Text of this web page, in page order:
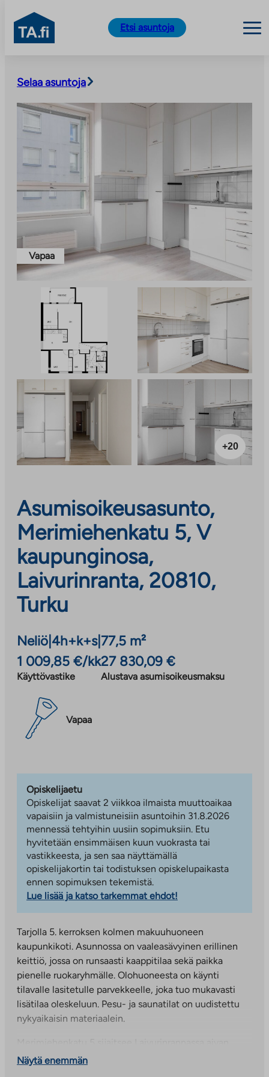
sisältöön
TA.fi
Etsi asuntoja
Selaa asuntoja
Vapaa
+20
Asumisoikeusasunto,
Merimiehenkatu 5, V
kaupunginosa,
Laivurinranta, 20810,
Turku
Neliö 4h+k+s| 77,5 m²
1 009,85 €/kk
Käyttövastike
27 830,09 €
Alustava asumisoikeusmaksu
Vapaa
Opiskelijaetu
Opiskelijat saavat 2 viikkoa ilmaista muuttoaikaa
vapaisiin ja valmistuneisiin asuntoihin 31.8.2026
mennessä tehtyihin uusiin sopimuksiin. Etu
hyvitetään ensimmäisen kuun vuokrasta tai
vastikkeesta, ja sen saa näyttämällä
opiskelijakortin tai todistuksen opiskelupaikasta
ennen sopimuksen tekemistä.
Lue lisää ja katso tarkemmat ehdot!
Tarjolla 5. kerroksen kolmen makuuhuoneen
kaupunkikoti. Asunnossa on vaaleasävyinen erillinen
keittiö, jossa on runsaasti kaappitilaa sekä paikka
pienelle ruokaryhmälle. Olohuoneesta on käynti
tilavalle lasitetulle parvekkeelle, joka tuo mukavasti
lisätilaa oleskeluun. Pesu- ja saunatilat on uudistettu
nykyaikaisin materiaalein.
Turun keskustan läheisyydessä. Talon piha ja asuntojen
Näytä enemmän